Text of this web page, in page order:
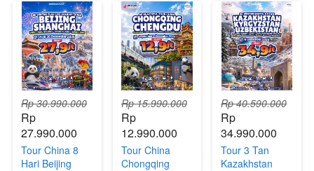
Rp 30.990.000
Rp
27.990.000
Tour China 8
Hari Beijing
Rp 15.990.000
Rp
12.990.000
Tour China
Chongqing
Rp 40.590.000
Rp
34.990.000
Tour 3 Tan
Kazakhstan